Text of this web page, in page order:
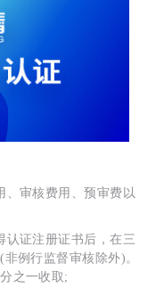
审核费用、预审费以
证注册证书后，在三
例行监督审核除外)。
之一收取;